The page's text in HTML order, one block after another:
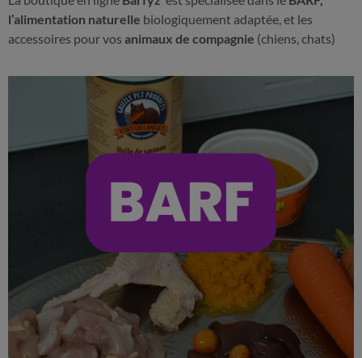
l’alimentation naturelle biologiquement adaptée, et les
accessoires pour vos animaux de compagnie (chiens, chats)